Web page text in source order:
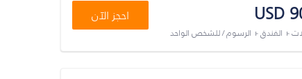
USD
+ الفندق + الرسوم / للشخص الواحد
احجز الآن